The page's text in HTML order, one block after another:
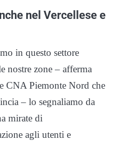
nel Vercellese e
in questo settore
nostre zone – afferma
CNA Piemonte Nord che
– lo segnaliamo da
mirate di
agli utenti e